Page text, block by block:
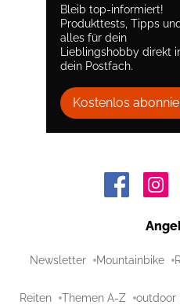
Bleib top-informiert!
Produkttests, Tipps und
alles für dein
Lieblingshobby direkt
dein Postfach.
Kostenlos
Newsletter Mountainbike
Reiten Themen A-Z outdoor